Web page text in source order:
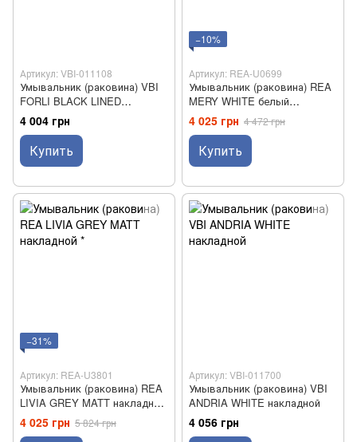
Артикул: VBI-011108
Умывальник (раковина) VBI
FORLI BLACK LINED
накладной
4 004 грн
Купить
−10%
Артикул: REA-U0699
Умывальник (раковина) REA
MERY WHITE белый
накладной
4 025 грн 4 472 грн
Купить
−31%
Артикул: REA-U3801
Умывальник (раковина) REA
LIVIA GREY MATT накладной
*
4 025 грн 5 824 грн
Артикул: VBI-011700
Умывальник (раковина) VBI
ANDRIA WHITE накладной
4 056 грн